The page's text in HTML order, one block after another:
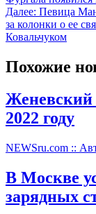
Далее: Певица
за колонки о ее
Ковальчуком
Похожие
Женевский
2022 году
NEWSru.com ::
В Москве
зарядных